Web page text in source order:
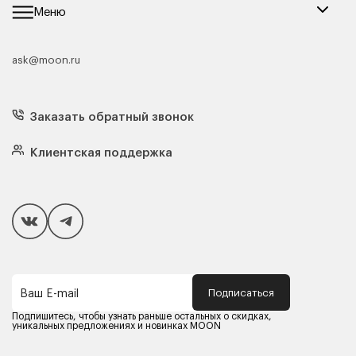
Меню
Каталог мебели
Кресла
Матрасы
Подушки
Чехлы и наматрасники
Покупателям
Способы оплаты
Компания MOON
Оферта
Политика конфиденциальности
ask@moon.ru
Заказать обратный звонок
Клиентская поддержка
Ваш E-mail Подписаться
Подпишитесь, чтобы узнать раньше остальных о скидках,
уникальных предложениях и новинках MOON